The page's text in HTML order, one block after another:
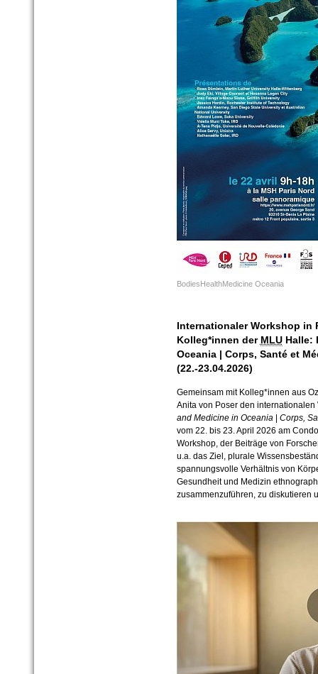
BodiesHealthMedicine Oceania
Internationaler Workshop in
Kolleg*innen der MLUHalle:
Oceania | Corps, Santé et
(22.-23.04.2026)
Gemeinsam mit Kolleg*innen aus
Anita von Poser den
and Medicine in Oceania
Corps,
vom 22. bis 23. April 2026 am
Workshop, der Beiträge von
u.a. das Ziel, plurale
spannungsvolle Verhältnis von
Gesundheit und Medizin
zusammenzuführen, zu diskutieren